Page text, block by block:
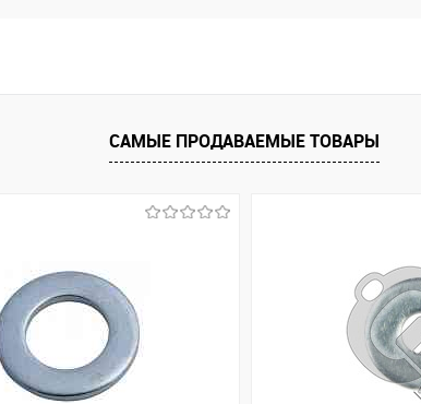
САМЫЕ ПРОДАВАЕМЫЕ ТОВАРЫ